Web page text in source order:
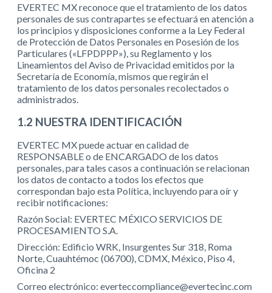
EVERTEC MX reconoce que el tratamiento de los datos
personales de sus contrapartes se efectuará en atención a
los principios y disposiciones conforme a la Ley Federal
de Protección de Datos Personales en Posesión de los
Particulares («LFPDPPP»), su Reglamento y los
Lineamientos del Aviso de Privacidad emitidos por la
Secretaría de Economía, mismos que regirán el
tratamiento de los datos personales recolectados o
administrados.
1.2 NUESTRA IDENTIFICACIÓN
EVERTEC MX puede actuar en calidad de
RESPONSABLE o de ENCARGADO de los datos
personales, para tales casos a continuación se relacionan
los datos de contacto a todos los efectos que
correspondan bajo esta Política, incluyendo para oír y
recibir notificaciones:
Razón Social: EVERTEC MÉXICO SERVICIOS DE
PROCESAMIENTO S.A.
Dirección: Edificio WRK, Insurgentes Sur 318, Roma
Norte, Cuauhtémoc (06700), CDMX, México, Piso 4,
Oficina 2
Correo electrónico: everteccompliance@evertecinc.com